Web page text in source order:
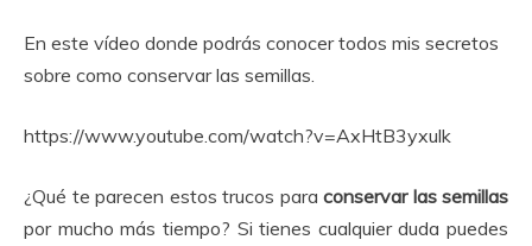
En este vídeo donde podrás conocer todos mis secretos
sobre como conservar las semillas.
https://www.youtube.com/watch?v=AxHtB3yxulk
¿Qué te parecen estos trucos para conservar las semillas
por mucho más tiempo? Si tienes cualquier duda puedes